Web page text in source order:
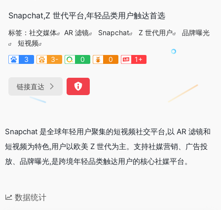
Snapchat,Z 世代平台,年轻品类用户触达首选
标签： 社交媒体 AR 滤镜 Snapchat Z 世代用户
品牌曝光
短视频
3
3- 0 0 1+
链接直达
Snapchat 是全球年轻用户聚集的短视频社交平台,以 AR 滤镜和
短视频为特色,用户以欧美 Z 世代为主。支持社媒营销、广告投
放、品牌曝光,是跨境年轻品类触达用户的核心社媒平台。
数据统计